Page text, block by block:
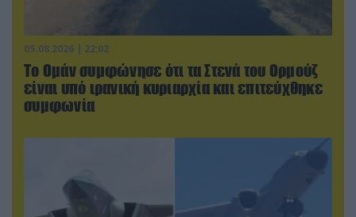
05.08.2026 | 22:02
Το Ομάν συμφώνησε ότι τα Στενά του Ορμούζ
είναι υπό ιρανική κυριαρχία και επιτεύχθηκε
συμφωνία